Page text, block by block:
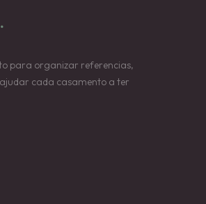
para organizar referencias,
cada casamento a ter